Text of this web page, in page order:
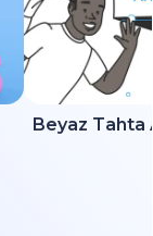
Beyaz Tahta